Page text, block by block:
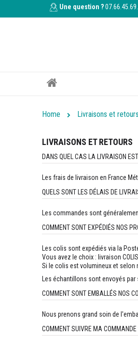
Une question ?
Home Livraisons et retours
LIVRAISONS ET RETOURS
DANS QUEL CAS LA LIVRAISON
Les frais de livraison en France
QUELS SONT LES DÉLAIS DE
Les commandes sont
COMMENT SONT EXPÉDIÉS NOS
Les colis sont expédiés via la
Vous avez le choix : livraison
Si le colis est volumineux et selon
Les échantillons sont envoyés
COMMENT SONT EMBALLÉS NOS
Nous prenons grand soin de
COMMENT SUIVRE MA COMMANDE